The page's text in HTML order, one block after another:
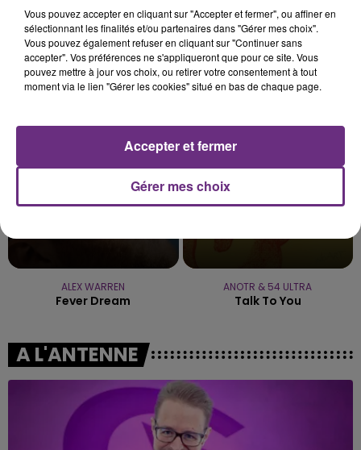
CHRISTOPHE MAE
La Lune
BLACK EYED PEAS & SHAKIRA
Girl Like Me
ALEX WARREN
Fever Dream
ANOTR & 54 ULTRA
Talk To You
A L'ANTENNE
Vous pouvez accepter en cliquant sur "Accepter et fermer", ou affiner en
sélectionnant les finalités et/ou partenaires dans "Gérer mes choix".
Vous pouvez également refuser en cliquant sur "Continuer sans
accepter". Vos préférences ne s'appliqueront que pour ce site. Vous
pouvez mettre à jour vos choix, ou retirer votre consentement à tout
moment via le lien "Gérer les cookies" situé en bas de chaque page.
Gérer mes choix
Accepter et fermer